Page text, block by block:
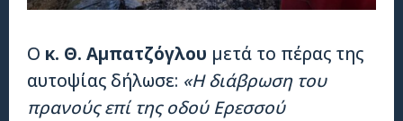
Ο κ. Θ. Αμπατζόγλου μετά το πέρας της
αυτοψίας δήλωσε: «Η διάβρωση του
πρανούς επί της οδού Ερεσσού